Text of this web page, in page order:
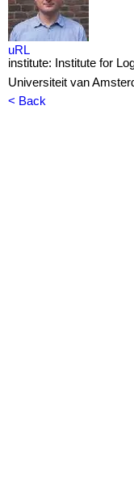
uRL
institute: Institute for
Universiteit van
< Back